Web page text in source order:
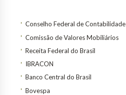
Conselho Federal de Contabilidade
Comissão de Valores Mobiliários
Receita Federal do Brasil
IBRACON
Banco Central do Brasil
Bovespa